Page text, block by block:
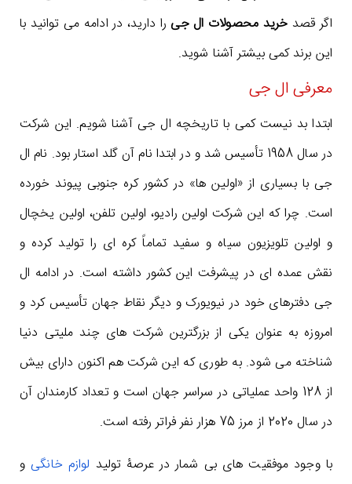
اگر قصدخرید محصولات ال جیرا دارید، در ادامه می توانید با
این برند کمی بیشتر آشنا شوید.
معرفی ال جی
ابتدا بد نیست کمی با تاریخچه ال جی آشنا شویم. این شرکت
در سال 1958 تأسیس شد و در ابتدا نام آن گلد استار بود. نام ال
جی با بسیاری از «اولین ها» در کشور کره جنوبی پیوند خورده
است. چرا که این شرکت اولین رادیو، اولین تلفن، اولین یخچال
و اولین تلویزیون سیاه و سفید تماماً کره ای را تولید کرده و
نقش عمده ای در پیشرفت این کشور داشته است. در ادامه ال
جی دفترهای خود در نیویورک و دیگر نقاط جهان تأسیس کرد و
امروزه به عنوان یکی از بزرگترین شرکت های چند ملیتی دنیا
شناخته می شود. به طوری که این شرکت هم اکنون دارای بیش
از 128 واحد عملیاتی در سراسر جهان است و تعداد کارمندان آن
در سال 2020 از مرز 75 هزار نفر فراتر رفته است.
با وجود موفقیت های بی شمار در عرصۀ تولید لوازم خانگی و